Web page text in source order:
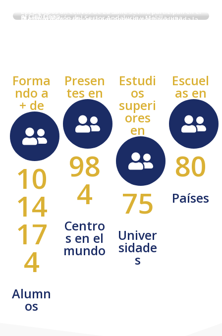
Forma
ndo a
+ de
10
14
17
4
Alumn
os
Presen
tes en
98
4
Centro
s en el
mundo
Estudi
os
superi
ores
en
75
Univer
sidade
s
Escuel
as en
80
Países